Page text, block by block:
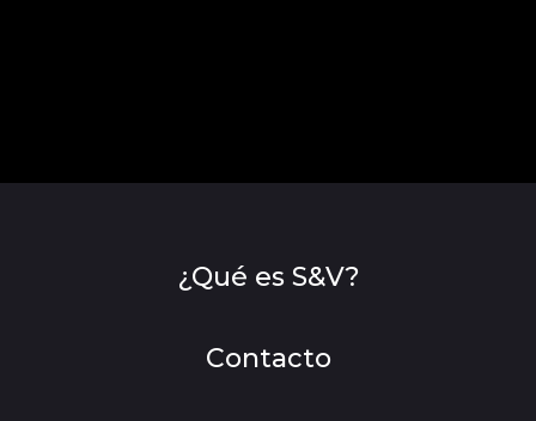
¿Qué es S&V?
Contacto